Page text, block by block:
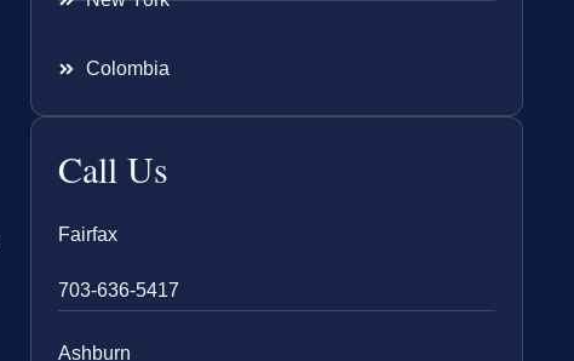
Colombia
Call Us
Fairfax
703-636-5417
Ashburn